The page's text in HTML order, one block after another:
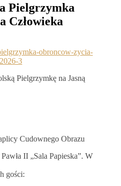
Pielgrzymka
Człowieka
obroncow-zycia-
3
Pielgrzymkę na Jasną
Cudownego Obrazu
II „Sala Papieska”. W
gości: